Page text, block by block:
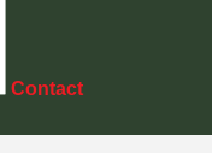
Contact